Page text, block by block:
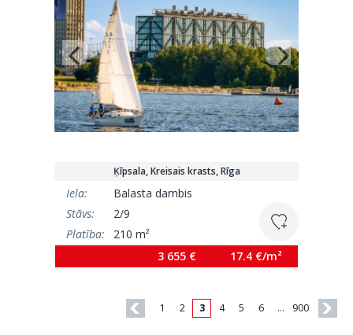
Ķīpsala, Kreisais krasts, Rīga
Iela:
Balasta dambis
Stāvs:
2/9
Platība:
210 m²
3 655 €
17.4 €/m²
1 2 3 4 5 6 … 900